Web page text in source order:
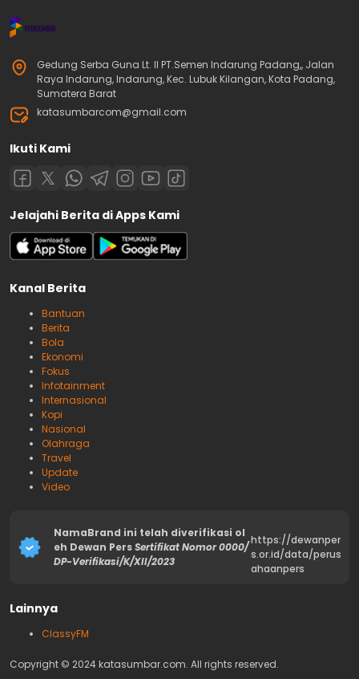
Gedung Serba Guna Lt. II PT.Semen Indarung Padang,, Jalan
Raya Indarung, Indarung, Kec. Lubuk Kilangan, Kota Padang,
Sumatera Barat
katasumbarcom@gmail.com
Ikuti Kami
Jelajahi Berita di Apps Kami
Kanal Berita
Bantuan
Berita
Bola
Ekonomi
Fokus
Infotainment
Internasional
Kopi
Nasional
Olahraga
Travel
Update
Video
NamaBrand ini telah diverifikasi ol
eh Dewan PersSertifikat Nomor 0000/
DP-Verifikasi/K/XII/2023
https://dewanper
s.or.id/data/perus
ahaanpers
Lainnya
ClassyFM
Copyright © 2024 katasumbar.com. All rights reserved.